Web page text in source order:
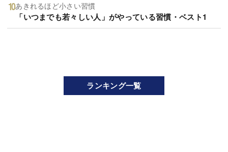
あきれるほど小さい習慣
「いつまでも若々しい人」がやっている習慣・ベスト1
ランキング一覧